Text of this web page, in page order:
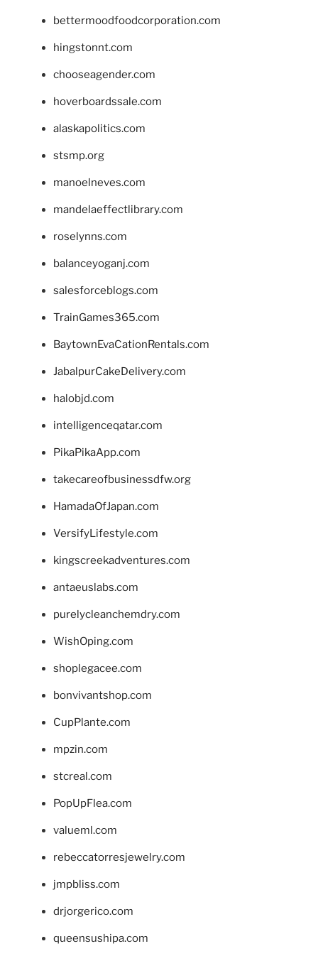
bettermoodfoodcorporation.com
hingstonnt.com
chooseagender.com
hoverboardssale.com
alaskapolitics.com
stsmp.org
manoelneves.com
mandelaeffectlibrary.com
roselynns.com
balanceyoganj.com
salesforceblogs.com
TrainGames365.com
BaytownEvaCationRentals.com
JabalpurCakeDelivery.com
halobjd.com
intelligenceqatar.com
PikaPikaApp.com
takecareofbusinessdfw.org
HamadaOfJapan.com
VersifyLifestyle.com
kingscreekadventures.com
antaeuslabs.com
purelycleanchemdry.com
WishOping.com
shoplegacee.com
bonvivantshop.com
CupPlante.com
mpzin.com
stcreal.com
PopUpFlea.com
valueml.com
rebeccatorresjewelry.com
jmpbliss.com
drjorgerico.com
queensushipa.com